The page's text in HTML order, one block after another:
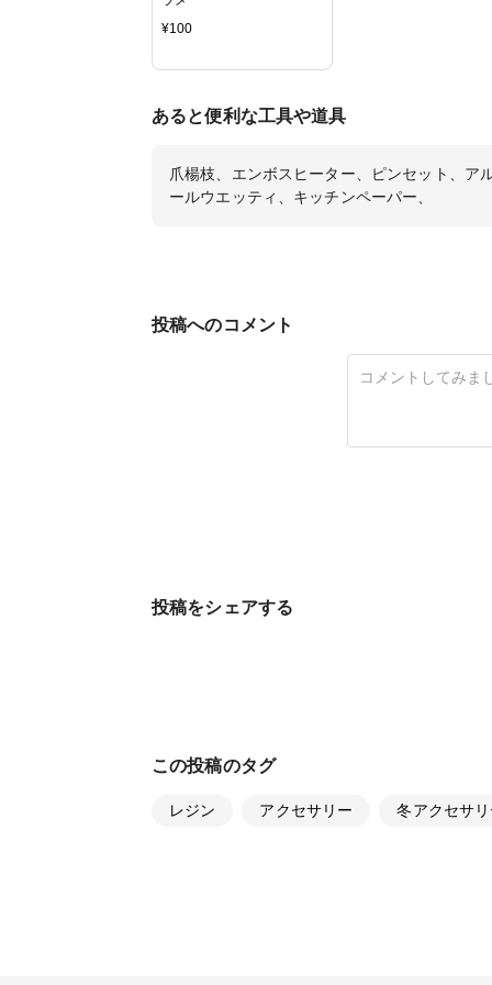
¥100
あると便利な工具や道具
爪楊枝、エンボスヒーター、ピンセット、ア
ールウエッティ、キッチンペーパー、
投稿へのコメント
投稿をシェアする
この投稿のタグ
レジン アクセサリー 冬アクセサ